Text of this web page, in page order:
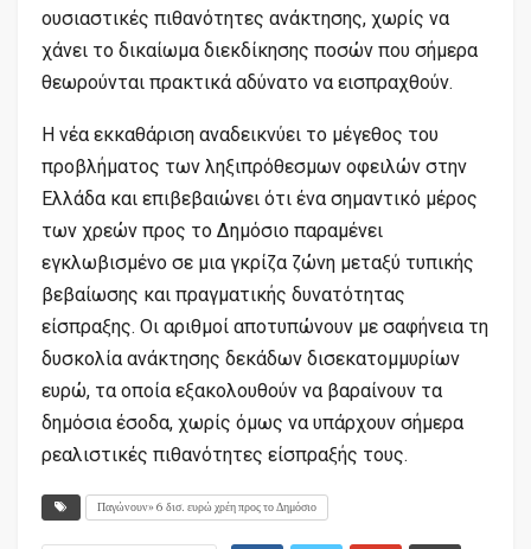
ουσιαστικές πιθανότητες ανάκτησης, χωρίς να
χάνει το δικαίωμα διεκδίκησης ποσών που σήμερα
θεωρούνται πρακτικά αδύνατο να εισπραχθούν.
Η νέα εκκαθάριση αναδεικνύει το μέγεθος του
προβλήματος των ληξιπρόθεσμων οφειλών στην
Ελλάδα και επιβεβαιώνει ότι ένα σημαντικό μέρος
των χρεών προς το Δημόσιο παραμένει
εγκλωβισμένο σε μια γκρίζα ζώνη μεταξύ τυπικής
βεβαίωσης και πραγματικής δυνατότητας
είσπραξης. Οι αριθμοί αποτυπώνουν με σαφήνεια τη
δυσκολία ανάκτησης δεκάδων δισεκατομμυρίων
ευρώ, τα οποία εξακολουθούν να βαραίνουν τα
δημόσια έσοδα, χωρίς όμως να υπάρχουν σήμερα
ρεαλιστικές πιθανότητες είσπραξής τους.
Παγώνουν» 6 δισ. ευρώ χρέη προς το Δημόσιο